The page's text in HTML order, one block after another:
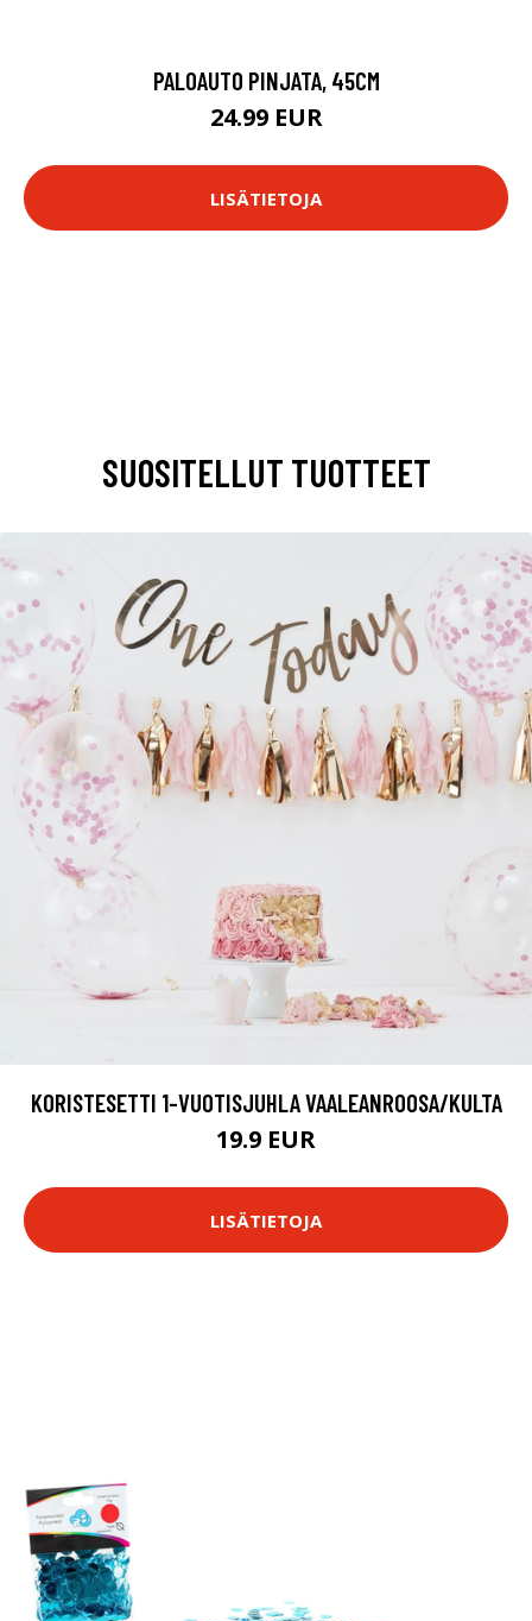
PALOAUTO PINJATA, 45CM
24.99 EUR
LISÄTIETOJA
SUOSITELLUT TUOTTEET
KORISTESETTI 1-VUOTISJUHLA VAALEANROOSA/KULTA
19.9 EUR
LISÄTIETOJA